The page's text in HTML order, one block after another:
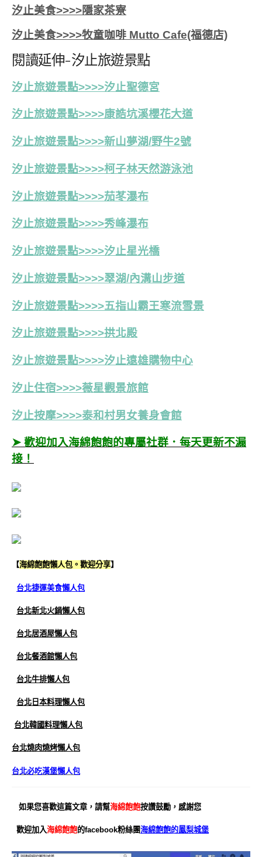
汐止美食>>>>隱家茶寮
汐止美食>>>>牧童咖啡 Mutto Cafe(福德店)
閱讀延伸-汐止旅遊景點
汐止旅遊景點>>>>汐止聖德宮
汐止旅遊景點>>>>康誥坑溪櫻花大道
汐止旅遊景點>>>>新山夢湖/野牛2號
汐止旅遊景點>>>>柯子林天然游泳池
汐止旅遊景點>>>>茄苳瀑布
汐止旅遊景點>>>>秀峰瀑布
汐止旅遊景點>>>>汐止星光橋
汐止旅遊景點>>>>翠湖/內溝山步道
汐止旅遊景點>>>>五指山霸王寒流雪景
汐止旅遊景點>>>>拱北殿
汐止旅遊景點>>>>汐止遠雄購物中心
汐止住宿>>>>薇星觀景旅館
汐止按摩>>>>泰和村男女養身會館
➤ 歡迎加入海綿飽飽的專屬社群．每天更新不漏
接！
【海綿飽飽懶人包。歡迎分享】
台北捷運美食懶人包
台北新北火鍋懶人包
台北居酒屋懶人包
台北餐酒館懶人包
台北牛排懶人包
台北日本料理懶人包
台北韓國料理懶人包
台北燒肉燒烤懶人包
台北必吃漢堡懶人包
如果您喜歡這篇文章，請幫海綿飽飽按讚鼓勵，感謝您
歡迎加入海綿飽飽的facebook粉絲團海綿飽飽的鳳梨城堡